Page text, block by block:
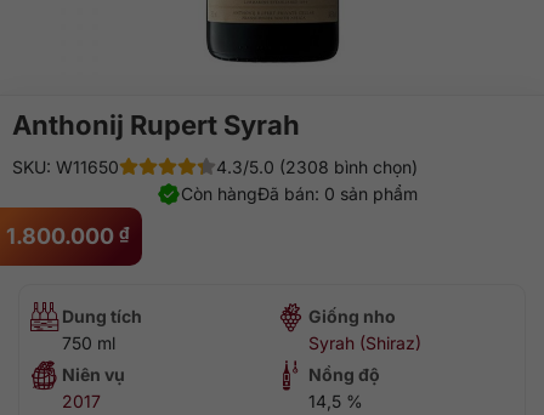
Anthonij Rupert Syrah
1.800.000 ₫
SKU: W11650
4.3/5.0 (2308 bình chọn)
Đã bán: 0 sản phẩm
Còn hàng
Dung tích
750 ml
Giống nho
Syrah (Shiraz)
Niên vụ
2017
Nồng độ
14,5 %